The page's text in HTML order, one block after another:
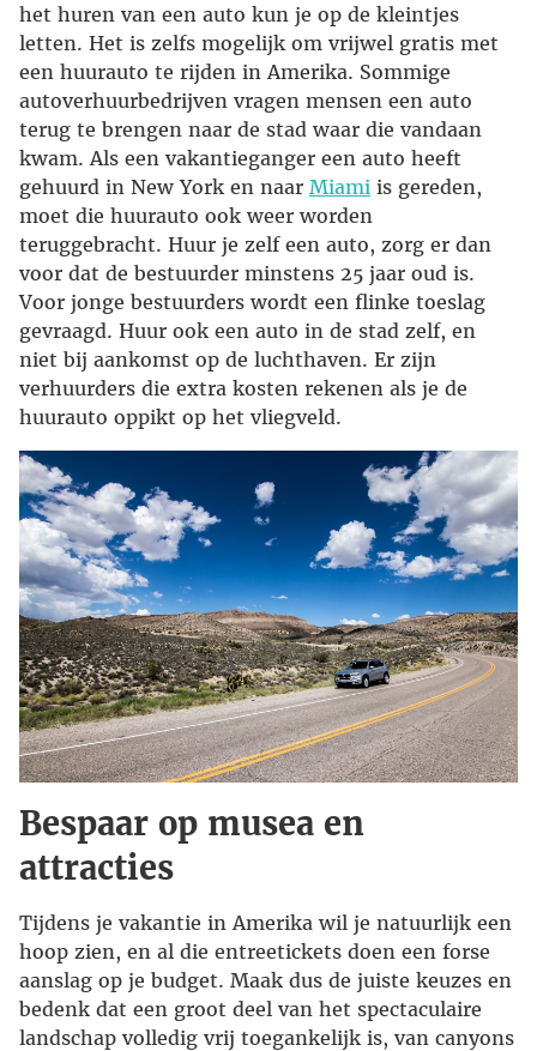
het huren van een auto kun je op de kleintjes
letten. Het is zelfs mogelijk om vrijwel gratis met
een huurauto te rijden in Amerika. Sommige
autoverhuurbedrijven vragen mensen een auto
terug te brengen naar de stad waar die vandaan
kwam. Als een vakantieganger een auto heeft
gehuurd in New York en naar Miami is gereden,
moet die huurauto ook weer worden
teruggebracht. Huur je zelf een auto, zorg er dan
voor dat de bestuurder minstens 25 jaar oud is.
Voor jonge bestuurders wordt een flinke toeslag
gevraagd. Huur ook een auto in de stad zelf, en
niet bij aankomst op de luchthaven. Er zijn
verhuurders die extra kosten rekenen als je de
huurauto oppikt op het vliegveld.
Bespaar op musea en
attracties
Tijdens je vakantie in Amerika wil je natuurlijk een
hoop zien, en al die entreetickets doen een forse
aanslag op je budget. Maak dus de juiste keuzes en
bedenk dat een groot deel van het spectaculaire
landschap volledig vrij toegankelijk is, van canyons